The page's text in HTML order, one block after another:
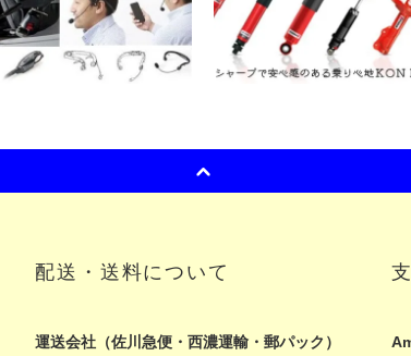
配送・送料について
運送会社（佐川急便・西濃運輸・郵パック）